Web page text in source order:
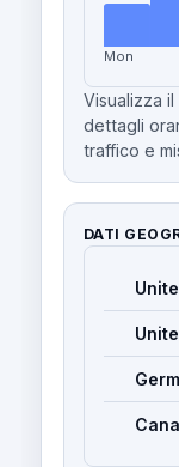
Mon
Visualizza
dettagli
traffico e
DATI